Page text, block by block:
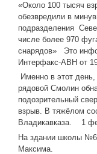
«Около 100 тысяч
обезвредили в
подразделения
числе более 970
снарядов» Это
Интерфакс-АВН от
Именно в этот
рядовой Смолин
подозрительный
взрыв. В тяжёлом
Владикавказа. 1
На здании школы №6
Максима.